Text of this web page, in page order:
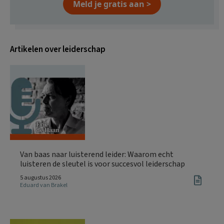
Meld je gratis aan >
Artikelen over leiderschap
Van baas naar luisterend leider: Waarom echt
luisteren de sleutel is voor succesvol leiderschap
5 augustus 2026
Eduard van Brakel